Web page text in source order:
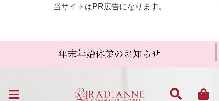
当サイトはPR広告になります。